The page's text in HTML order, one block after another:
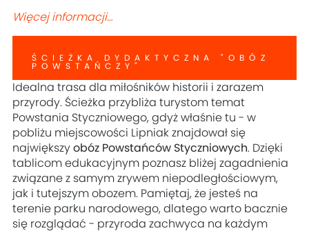
Więcej informacji…
ŚCIEŻKA DYDAKTYCZNA "OBÓZ
POWSTAŃCZY"
Idealna trasa dla miłośników historii i zarazem
przyrody. Ścieżka przybliża turystom temat
Powstania Styczniowego, gdyż właśnie tu - w
pobliżu miejscowości Lipniak znajdował się
największyobóz Powstańców Styczniowych. Dzięki
tablicom edukacyjnym poznasz bliżej zagadnienia
związane z samym zrywem niepodległościowym,
jak i tutejszym obozem. Pamiętaj, że jesteś na
terenie parku narodowego, dlatego warto bacznie
się rozglądać - przyroda zachwyca na każdym